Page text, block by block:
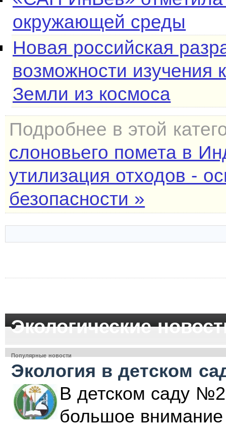
окружающей среды
Новая российская
возможности изучения
Земли из космоса
Подробнее в этой
слоновьего помета в
утилизация отходов -
безопасности »
Экологические
Популярные новости
Экология в детском
В детском саду
большое внимание